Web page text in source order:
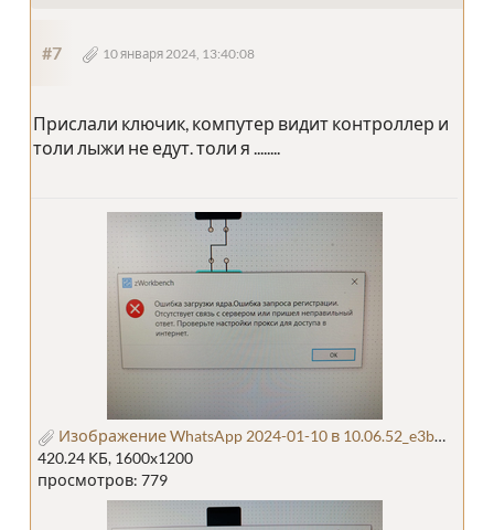
#7 10 января 2024, 13:40:08
Прислали ключик, компутер видит контроллер и
толи лыжи не едут. толи я ........
Изображение WhatsApp 2024-01-10 в 10.06.52_e3bb9975.jpg
420.24 КБ, 1600x1200
просмотров: 779